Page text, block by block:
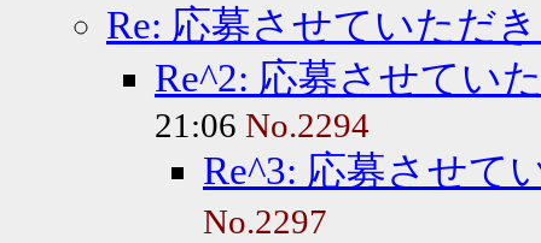
Re: 応募させていただ
Re^2: 応募させてい
21:06 No.2294
Re^3: 応募させて
No.2297